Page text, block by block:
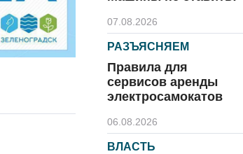
07.08.2026
РАЗЪЯСНЯЕМ
Правила для
сервисов аренды
электросамокатов
06.08.2026
ВЛАСТЬ